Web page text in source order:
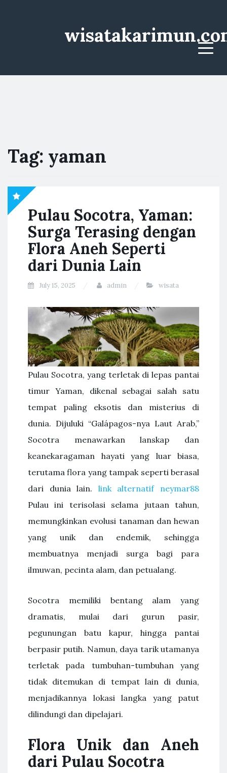
Menu
Tag: yaman
Pulau Socotra, Yaman:
Surga Terasing dengan
Flora Aneh Seperti
dari Dunia Lain
July 15, 2025 admin wisata
Pulau Socotra, yang terletak di lepas pantai
timur Yaman, dikenal sebagai salah satu
tempat paling eksotis dan misterius di
dunia. Dijuluki “Galápagos-nya Laut Arab,”
Socotra menawarkan lanskap dan
keanekaragaman hayati yang luar biasa,
terutama flora yang tampak seperti berasal
dari dunia lain. link alternatif neymar88
Pulau ini terisolasi selama jutaan tahun,
memungkinkan evolusi tanaman dan hewan
yang unik dan endemik, sehingga
membuatnya menjadi surga bagi para
ilmuwan, pecinta alam, dan petualang.
Socotra memiliki bentang alam yang
dramatis, mulai dari gurun pasir,
pegunungan batu kapur, hingga pantai
berpasir putih. Namun, daya tarik utamanya
terletak pada tumbuhan-tumbuhan yang
tidak ditemukan di tempat lain di dunia,
menjadikannya lokasi langka yang patut
dilindungi dan dipelajari.
Flora Unik dan Aneh
dari Pulau Socotra